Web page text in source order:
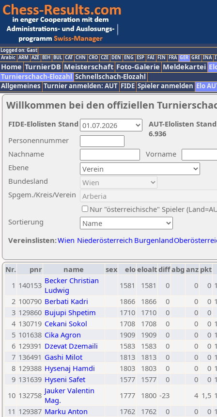
Logged on: Gast
Arabic ARM AZE BIH BUL CAT CHN CRO CZE DEN ENG ESP FAI FIN FRA GER GRE INA
Home TurnierDB Meisterschaft Foto-Galerie Meldekartei
Turnierschach-Elozahl Schnellschach-Elozahl
Allgemeines Turnier anmelden: AUT FIDE Spieler anmelden Elo
Willkommen bei den offiziellen
Nachname
Vorname
Ebene
Sortierung
Personennummer
Bundesland
Spgem./Kreis/Verein
Nur "österreichische" Spieler
Vereinslisten:Wien Niederösterreich Burgenland
AUT-Elolisten
6.936
FIDE-Elolisten Stand
Nr. pnr name sex eloeloaltdiffabg anz pkt
1 140153 Becker Christian
Ludwig
1581 1581 0 0 0
2 100790 Berbati Kadri 1866 1866 0 0 0
3 129860 Bujupi Shpetim 1710 1710 0 0
0
4 130719 Cekani Sokol 1708 1708 0 0 0
5 101638 Cika Agron 1909 1909 0 0 0
6 129391 Dzevat Dzemaili 1583 1583 0 0 0
7 136491 Gashi Milot 1813 1813 0 0 0
8 129388 Hysenaj Hamdi 1803 1803 0 0 0
9 131639 Hyseni Safet 1577 1577 0 0 0
10 132758 Jauker Valentin
Mag.
1777 1800 -23 4 1,5
11 129387 Marku Anton 1762 1762 0 0 0